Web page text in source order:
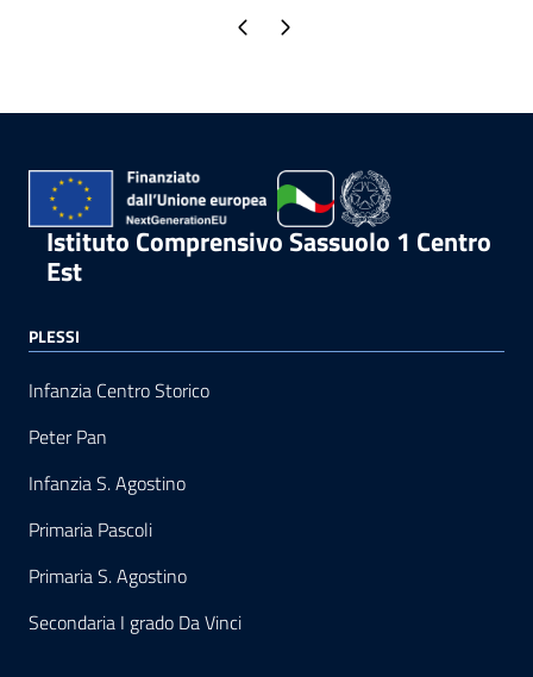
Pagina precedente
Pagina successiva
Istituto Comprensivo Sassuolo 1 Centro
Est
PLESSI
Infanzia Centro Storico
Peter Pan
Infanzia S. Agostino
Primaria Pascoli
Primaria S. Agostino
Secondaria I grado Da Vinci